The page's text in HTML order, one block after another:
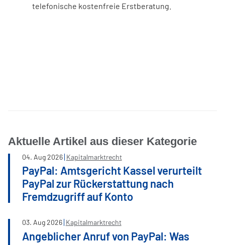
telefonische kostenfreie Erstberatung.
Aktuelle Artikel aus dieser Kategorie
04. Aug2026 Kapitalmarktrecht
PayPal: Amtsgericht Kassel verurteilt
PayPal zur Rückerstattung nach
Fremdzugriff auf Konto
03. Aug2026 Kapitalmarktrecht
Angeblicher Anruf von PayPal: Was